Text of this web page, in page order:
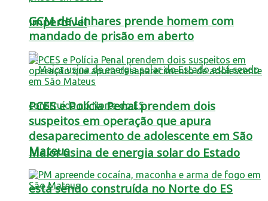
imperdível
Maior usina de energia solar do Estado
está sendo construída no Norte do ES
GCM de Linhares prende homem com
mandado de prisão em aberto
PCES e Polícia Penal prendem dois
suspeitos em operação que apura
desaparecimento de adolescente em São
Mateus